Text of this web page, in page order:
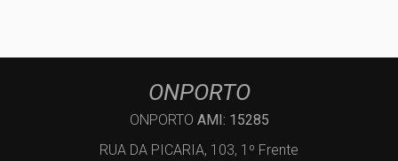
ONPORTO
ONPORTO AMI: 15285
RUA DA PICARIA, 103, 1º Frente